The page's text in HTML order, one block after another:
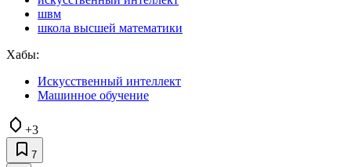
швм
школа высшей математики
Хабы:
Искусственный интеллект
Машинное обучение
+3
7